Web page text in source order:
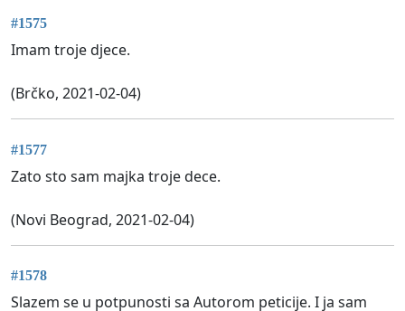
#1575
Imam troje djece.
(Brčko, 2021-02-04)
#1577
Zato sto sam majka troje dece.
(Novi Beograd, 2021-02-04)
#1578
Slazem se u potpunosti sa Autorom peticije. I ja sam